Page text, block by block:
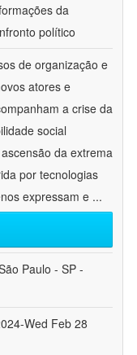
da
político
de organização e
atores e
a crise da
social
da extrema
por tecnologias
expressam e ...
Paulo - SP -
Wed Feb 28